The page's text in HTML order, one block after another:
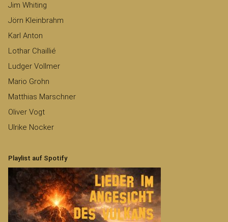
Jim Whiting
Jörn Kleinbrahm
Karl Anton
Lothar Chaillié
Ludger Vollmer
Mario Grohn
Matthias Marschner
Oliver Vogt
Ulrike Nocker
Playlist auf Spotify